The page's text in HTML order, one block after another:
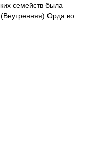
семейств была
(Внутренняя) Орда во